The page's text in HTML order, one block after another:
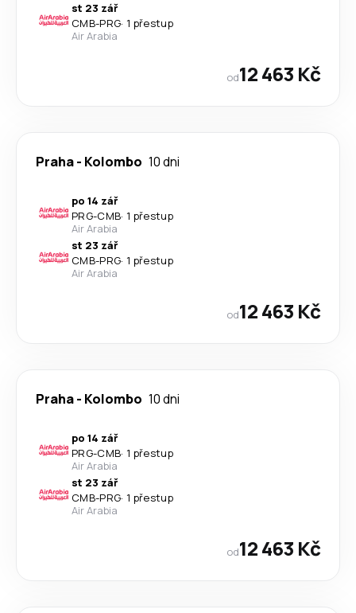
st 23 zář
CMB-PRG· 1 přestup
Air Arabia
od12 463 Kč
Praha- Kolombo 10 dni
po 14 zář
PRG-CMB· 1 přestup
Air Arabia
st 23 zář
CMB-PRG· 1 přestup
Air Arabia
od12 463 Kč
Praha- Kolombo 10 dni
po 14 zář
PRG-CMB· 1 přestup
Air Arabia
st 23 zář
CMB-PRG· 1 přestup
Air Arabia
od12 463 Kč